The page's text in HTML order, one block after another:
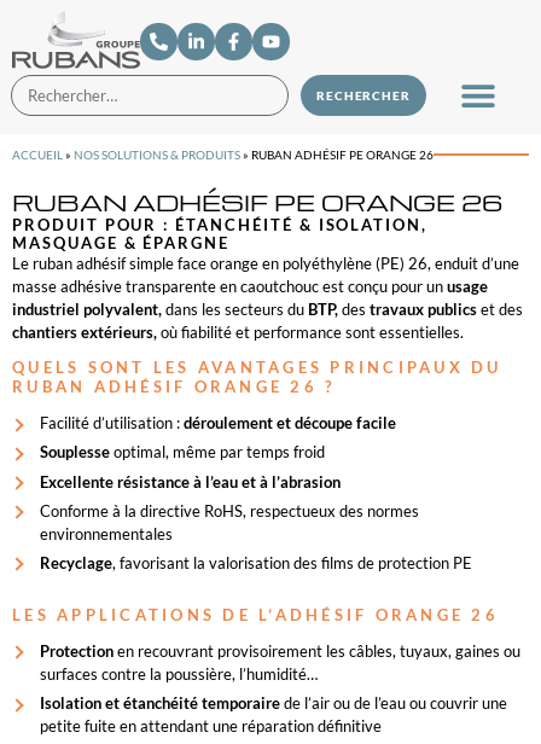
ACCUEIL » NOS SOLUTIONS & PRODUITS» RUBAN ADHÉSIF PE ORANGE 26
RUBAN ADHÉSIF PE ORANGE 26
PRODUIT POUR : ÉTANCHÉITÉ & ISOLATION,
MASQUAGE & ÉPARGNE
Le ruban adhésif simple face orange en polyéthylène (PE) 26, enduit d’une
masse adhésive transparente en caoutchouc est conçu pour unusage
industriel polyvalent,dans les secteurs du BTP,des travaux publicset des
chantiers extérieurs,où fiabilité et performance sont essentielles.
QUELS SONT LES AVANTAGES PRINCIPAUX DU
RUBAN ADHÉSIF ORANGE 26 ?
Facilité d’utilisation :déroulement et découpe facile
Souplesseoptimal, même par temps froid
Excellente résistance à l’eau et à l’abrasion
Conforme à la directive RoHS, respectueux des normes
environnementales
Recyclage, favorisant la valorisation des films de protection PE
LES APPLICATIONS DE L’ADHÉSIF ORANGE 26
Protectionen recouvrant provisoirement les câbles, tuyaux, gaines ou
surfaces contre la poussière, l’humidité…
Isolation et étanchéité temporairede l’air ou de l’eau ou couvrir une
petite fuite en attendant une réparation définitive